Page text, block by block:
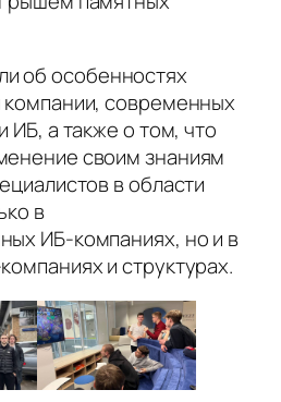
об особенностях
компании, современных
ИБ, а также о том, что
своим знаниям
в области
в
ИБ-компаниях, но и в
и структурах.